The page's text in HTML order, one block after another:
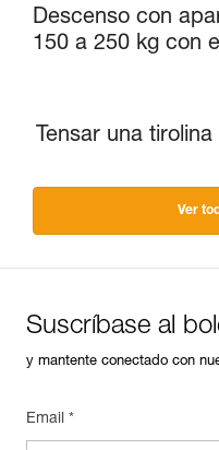
Descenso con
150 a 250 kg con
Tensar una
Ver
Suscríbase al
y mantente conectado con
Email *